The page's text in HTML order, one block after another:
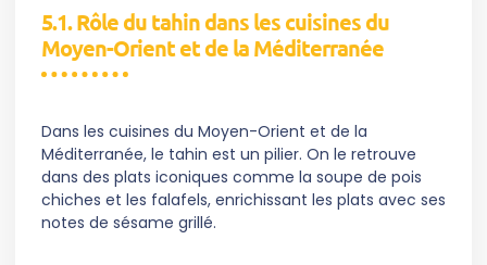
5.1. Rôle du tahin dans les cuisines du
Moyen-Orient et de la Méditerranée
Dans les cuisines du Moyen-Orient et de la
Méditerranée, le tahin est un pilier. On le retrouve
dans des plats iconiques comme la soupe de pois
chiches et les falafels, enrichissant les plats avec ses
notes de sésame grillé.